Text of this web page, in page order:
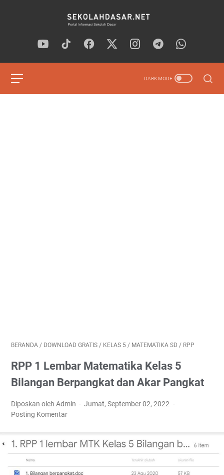
BERANDA / DOWNLOAD GRATIS / KELAS 5 / MATEMATIKA SD / RPP
RPP 1 Lembar Matematika Kelas 5
Bilangan Berpangkat dan Akar Pangkat
Diposkan oleh Admin
Jumat, September 02, 2022
Posting Komentar